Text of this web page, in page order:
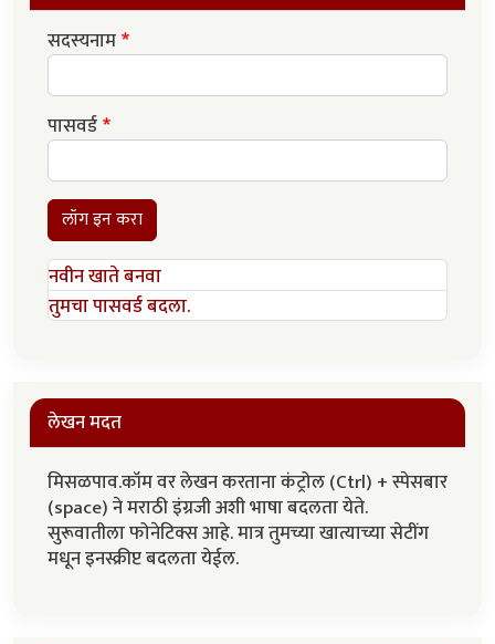
सदस्यनाम
पासवर्ड
लॉग इन करा
नवीन खाते बनवा
तुमचा पासवर्ड बदला.
लेखन मदत
मिसळपाव.कॉम वर लेखन करताना कंट्रोल (Ctrl) + स्पेसबार
(space) ने मराठी इंग्रजी अशी भाषा बदलता येते.
सुरूवातीला फोनेटिक्स आहे. मात्र तुमच्या खात्याच्या सेटींग
मधून इनस्क्रीप्ट बदलता येईल.